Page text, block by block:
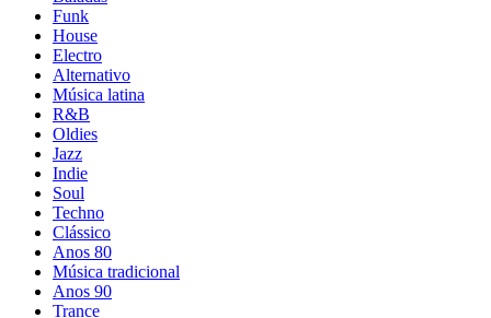
Funk
House
Electro
Alternativo
Música latina
R&B
Oldies
Jazz
Indie
Soul
Techno
Clássico
Anos 80
Música tradicional
Anos 90
Trance